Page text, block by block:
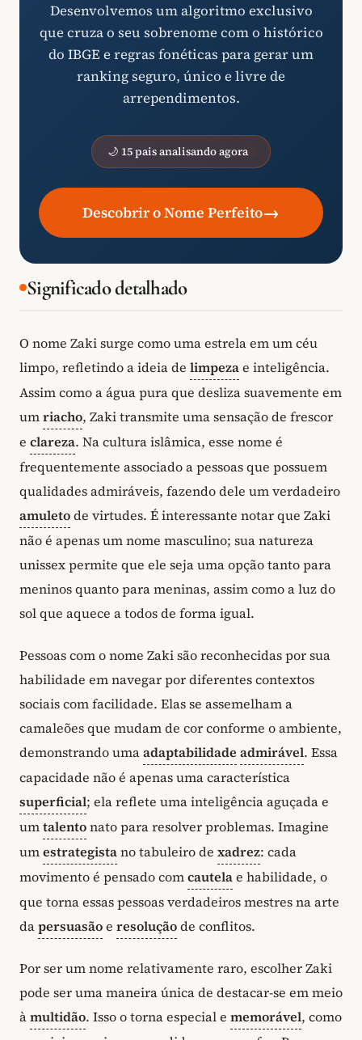
Desenvolvemos um algoritmo exclusivo
que cruza o seu sobrenome com o histórico
do IBGE e regras fonéticas para gerar um
ranking seguro, único e livre de
arrependimentos.
🌙 15 pais analisando agora
Descobrir o Nome Perfeito→
Significado detalhado
O nome Zaki surge como uma estrela em um céu
limpo, refletindo a ideia de limpezae inteligência.
Assim como a água pura que desliza suavemente em
umriacho, Zaki transmite uma sensação de frescor
e clareza. Na cultura islâmica, esse nome é
frequentemente associado a pessoas que possuem
qualidades admiráveis, fazendo dele um verdadeiro
amuletode virtudes. É interessante notar que Zaki
não é apenas um nome masculino; sua natureza
unissex permite que ele seja uma opção tanto para
meninos quanto para meninas, assim como a luz do
sol que aquece a todos de forma igual.
Pessoas com o nome Zaki são reconhecidas por sua
habilidade em navegar por diferentes contextos
sociais com facilidade. Elas se assemelham a
camaleões que mudam de cor conforme o ambiente,
demonstrando umaadaptabilidade admirável. Essa
capacidade não é apenas uma característica
superficial; ela reflete uma inteligência aguçada e
umtalentonato para resolver problemas. Imagine
umestrategistano tabuleiro de xadrez: cada
movimento é pensado comcautelae habilidade, o
que torna essas pessoas verdadeiros mestres na arte
dapersuasãoe resoluçãode conflitos.
Por ser um nome relativamente raro, escolher Zaki
pode ser uma maneira única de destacar-se em meio
àmultidão. Isso o torna especial e memorável, como